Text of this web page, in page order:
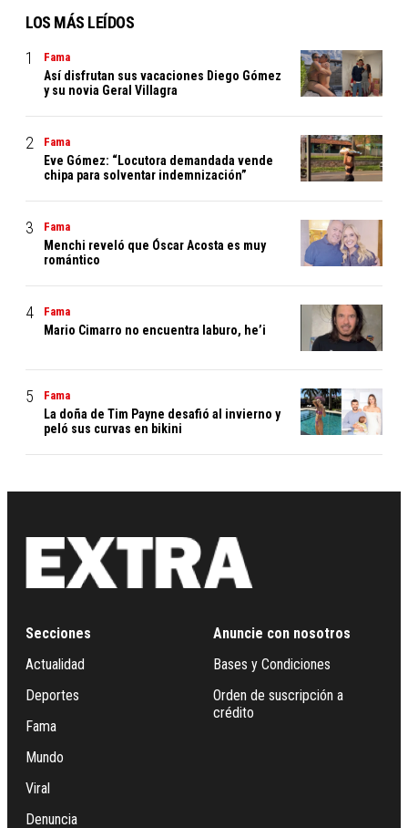
LOS MÁS LEÍDOS
Fama
Así disfrutan sus vacaciones Diego Gómez
y su novia Geral Villagra
Fama
Eve Gómez: “Locutora demandada vende
chipa para solventar indemnización”
Fama
Menchi reveló que Óscar Acosta es muy
romántico
Fama
Mario Cimarro no encuentra laburo, he’i
Fama
La doña de Tim Payne desafió al invierno y
peló sus curvas en bikini
Secciones
Actualidad
Deportes
Fama
Mundo
Viral
Denuncia
Anuncie con nosotros
Bases y Condiciones
Orden de suscripción a
crédito